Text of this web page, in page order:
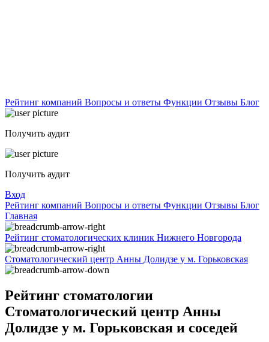
Рейтинг компаний Вопросы и ответы Функции Отзывы Блог
Получить аудит
Получить аудит
Вход
Рейтинг компаний Вопросы и ответы Функции Отзывы Блог
Главная
Рейтинг стоматологических клиник Нижнего Новгорода
Стоматологический центр Анны Долидзе у м. Горьковская
Рейтинг стоматологии
Стоматологический центр Анны
Долидзе у м. Горьковская и соседей